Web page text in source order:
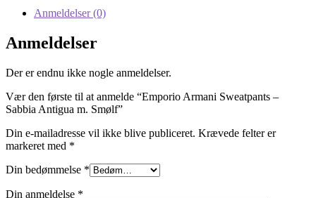
Anmeldelser (0)
Anmeldelser
Der er endnu ikke nogle anmeldelser.
Vær den første til at anmelde “Emporio Armani Sweatpants –
Sabbia Antigua m. Smølf”
Din e-mailadresse vil ikke blive publiceret. Krævede felter er
markeret med *
Din bedømmelse *
Din anmeldelse *